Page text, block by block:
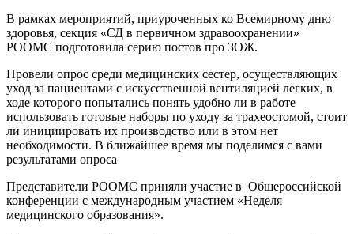
В рамках мероприятий, приуроченных ко Всемирному дню
здоровья, секция «СД в первичном здравоохранении»
РООМС подготовила серию постов про ЗОЖ.
Провели опрос среди медицинских сестер, осуществляющих
уход за пациентами с искусственной вентиляцией легких, в
ходе которого попытались понять удобно ли в работе
использовать готовые наборы по уходу за трахеостомой, стоит
ли инициировать их производство или в этом нет
необходимости. В ближайшее время мы поделимся с вами
результатами опроса
Представители РООМС приняли участие в Общероссийской
конференции с международным участием «Неделя
медицинского образования».